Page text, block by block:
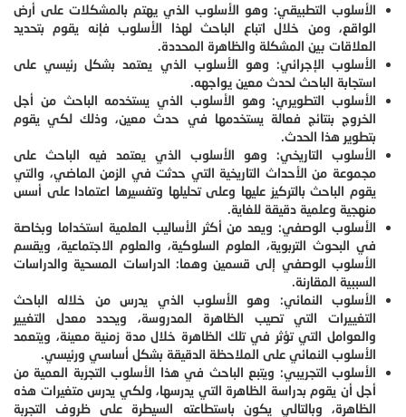
الأسلوب التطبيقي: وهو الأسلوب الذي يهتم بالمشكلات على أرض
الواقع، ومن خلال اتباع الباحث لهذا الأسلوب فإنه يقوم بتحديد
العلاقات بين المشكلة والظاهرة المحددة.
الأسلوب الإجرائي: وهو الأسلوب الذي يعتمد بشكل رئيسي على
استجابة الباحث لحدث معين يواجهه.
الأسلوب التطويري: وهو الأسلوب الذي يستخدمه الباحث من أجل
الخروج بنتائج فعالة يستخدمها في حدث معين، وذلك لكي يقوم
بتطوير هذا الحدث.
الأسلوب التاريخي: وهو الأسلوب الذي يعتمد فيه الباحث على
مجموعة من الأحداث التاريخية التي حدثت في الزمن الماضي، والتي
يقوم الباحث بالتركيز عليها وعلى تحليلها وتفسيرها اعتمادا على أسس
منهجية وعلمية دقيقة للغاية.
الأسلوب الوصفي: ويعد من أكثر الأساليب العلمية استخداما وبخاصة
في البحوث التربوية، العلوم السلوكية، والعلوم الاجتماعية، ويقسم
الأسلوب الوصفي إلى قسمين وهما: الدراسات المسحية والدراسات
السببية المقارنة.
الأسلوب النمائي: وهو الأسلوب الذي يدرس من خلاله الباحث
التغييرات التي تصيب الظاهرة المدروسة، ويحدد معدل التغيير
والعوامل التي تؤثر في تلك الظاهرة خلال مدة زمنية معينة، ويتعمد
الأسلوب النمائي على الملاحظة الدقيقة بشكل أساسي ورئيسي.
الأسلوب التجريبي: ويتبع الباحث في هذا الأسلوب التجربة العمية من
أجل أن يقوم بدراسة الظاهرة التي يدرسها، ولكي يدرس متغيرات هذه
الظاهرة، وبالتالي يكون باستطاعته السيطرة على ظروف التجربة